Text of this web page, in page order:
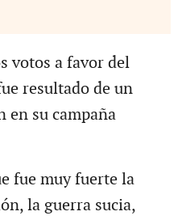
votos a favor del
resultado de un
en su campaña
fue muy fuerte la
la guerra sucia,